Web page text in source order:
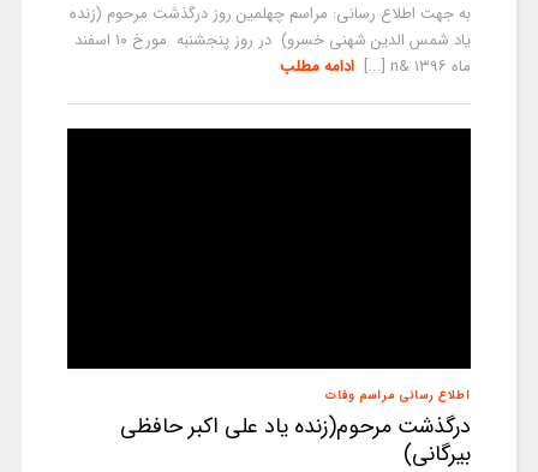
به جهت اطلاع رسانی: مراسم چهلمین روز درگذشت مرحوم (زنده
یاد شمس الدین شهنی خسرو) در روز پنجشنبه مورخ ۱۰ اسفند
ماه ۱۳۹۶ &n [...]
ادامه مطلب
اطلاع رسانی مراسم وفات
درگذشت مرحوم(زنده یاد علی اکبر حافظی
بیرگانی)